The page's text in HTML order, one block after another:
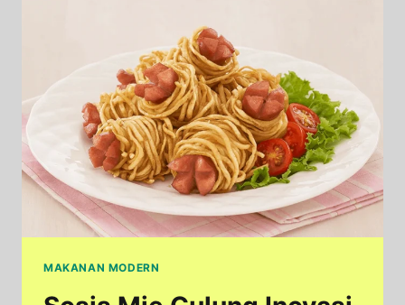
YANG
BIKIN
NETIZEN
TERKEJUT
MAKANAN MODERN